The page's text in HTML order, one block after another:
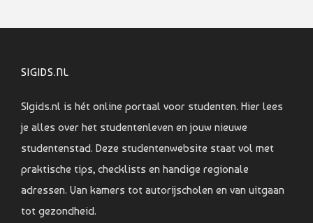
SIGIDS.NL
SIgids.nl is hét online portaal voor studenten. Hier lees
je alles over het studentenleven en jouw nieuwe
studentenstad. Deze studentenwebsite staat vol met
praktische tips, checklists en handige regionale
adressen. Van kamers tot autorijscholen en van uitgaan
tot gezondheid.